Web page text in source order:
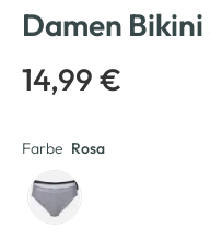
Damen
14,99 €
Farbe Rosa